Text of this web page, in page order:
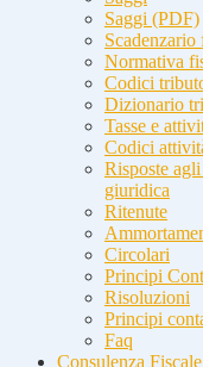
Saggi (PDF)
Scadenzario
Normativa
Codici
Dizionario
Tasse e
Codici
Risposte
giuridica
Ritenute
Circolari
Principi
Risoluzioni
Principi
Faq
Consulenza Fiscale